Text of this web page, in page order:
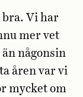
bra. Vi har
mer vet
någonsin
åren var vi
mycket om